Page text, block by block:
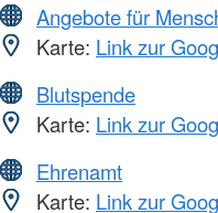
Angebote für
Karte: Link zur
Blutspende
Karte: Link zur
Ehrenamt
Karte: Link zur